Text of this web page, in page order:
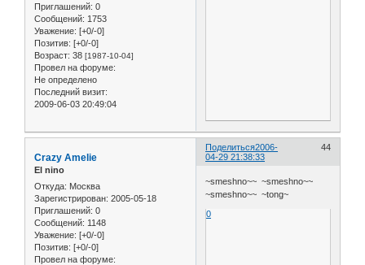
Приглашений: 0
Сообщений: 1753
Уважение: [+0/-0]
Позитив: [+0/-0]
Возраст: 38 [1987-10-04]
Провел на форуме:
Не определено
Последний визит:
2009-06-03 20:49:04
Поделиться 44
2006-
04-29 21:38:33
Crazy Amelie
El nino
Откуда: Москва
Зарегистрирован: 2005-05-18
Приглашений: 0
Сообщений: 1148
Уважение: [+0/-0]
Позитив: [+0/-0]
Провел на форуме:
~smeshno~~ ~smeshno~~
~smeshno~~ ~tong~
0